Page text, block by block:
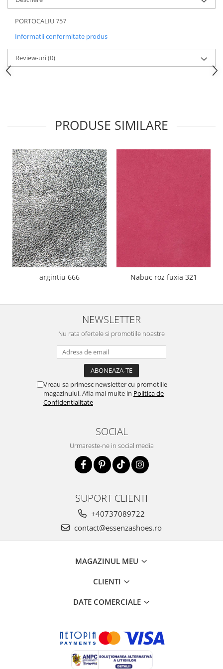
PORTOCALIU 757
Informatii conformitate produs
Review-uri(0)
PRODUSE SIMILARE
argintiu 666 Nabuc roz fuxia 321
NEWSLETTER
Nu rata ofertele si promotiile noastre
Vreau sa primesc newsletter cu promotiile
magazinului. Afla mai multe in Politica de
Confidentialitate
SOCIAL
Urmareste-ne in social media
SUPORT CLIENTI
+40737089722
contact@essenzashoes.ro
MAGAZINUL MEU
CLIENTI
DATE COMERCIALE